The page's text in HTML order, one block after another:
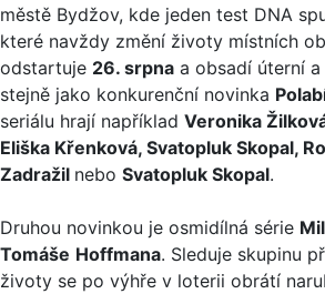
městě Bydžov, kde jeden test DNA
které navždy změní životy místních
odstartuje 26. srpna a obsadí úterní
stejně jako konkurenční novinka
seriálu hrají například Veronika
Eliška Křenková, Svatopluk Skopal,
Zadražil nebo Svatopluk Skopal.
Druhou novinkou je osmidílná série
Tomáše Hoffmana. Sleduje skupinu
životy se po výhře v loterii obrátí